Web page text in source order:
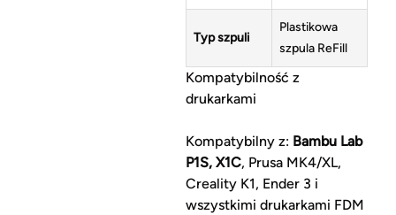
Typ szpuli
Plastikowa
szpula ReFill
Kompatybilność z
drukarkami
Kompatybilny z: Bambu Lab
P1S, X1C, Prusa MK4/XL,
Creality K1, Ender 3 i
wszystkimi drukarkami FDM